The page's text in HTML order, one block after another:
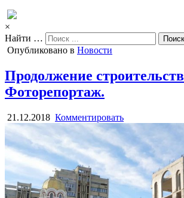
×
Найти …
Опубликовано в Новости
Продолжение
Фоторепортаж.
21.12.2018 Комментировать